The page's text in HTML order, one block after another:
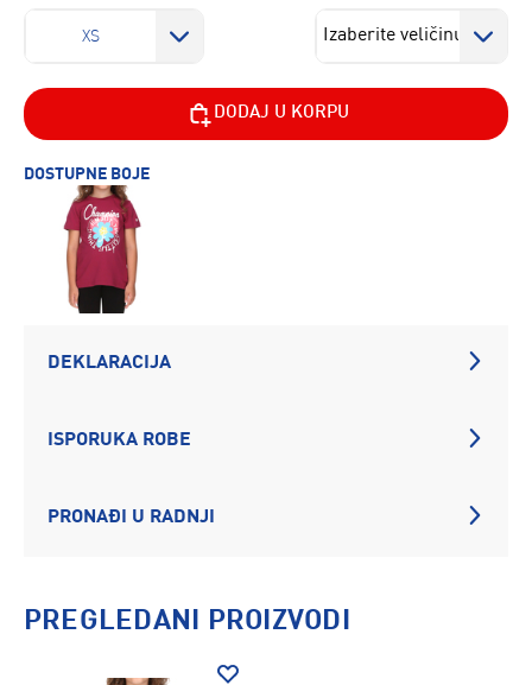
XS
DODAJ U KORPU
DOSTUPNE BOJE
DEKLARACIJA
ISPORUKA ROBE
PRONAĐI U RADNJI
PREGLEDANI PROIZVODI